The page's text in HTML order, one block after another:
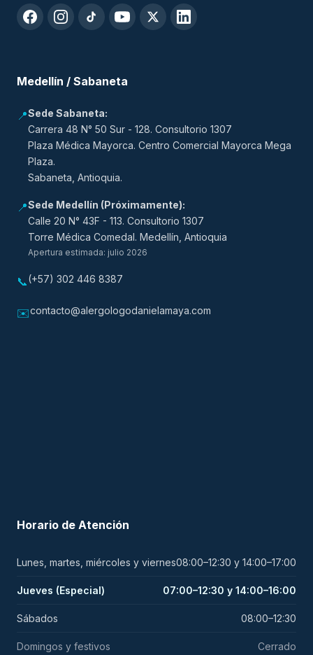
Medellín / Sabaneta
📍Sede Sabaneta:
Carrera 48 N° 50 Sur - 128. Consultorio 1307
Plaza Médica Mayorca. Centro Comercial Mayorca Mega
Plaza.
Sabaneta, Antioquia.
📍Sede Medellín (Próximamente):
Calle 20 N° 43F - 113. Consultorio 1307
Torre Médica Comedal. Medellín, Antioquia
Apertura estimada: julio 2026
📞(+57) 302 446 8387
✉️contacto@alergologodanielamaya.com
Horario de Atención
Lunes, martes, miércoles y viernes08:00–12:30 y 14:00–17:00
Jueves (Especial) 07:00–12:30 y 14:00–16:00
Sábados 08:00–12:30
Domingos y festivos Cerrado